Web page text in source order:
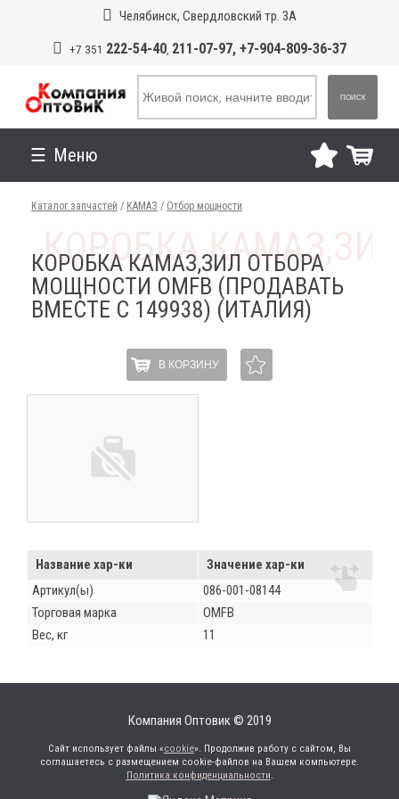
Челябинск, Свердловский тр. 3А
+7 351 222-54-40, 211-07-97, +7-904-809-36-37
ПОИСК
Меню
Каталог запчастей / КАМАЗ / Отбор мощности
КОРОБКА КАМАЗ,ЗИЛ ОТБОРА
МОЩНОСТИ OMFB (ПРОДАВАТЬ
ВМЕСТЕ С 149938) (ИТАЛИЯ)
В КОРЗИНУ
Название хар-ки
Значение хар-ки
Артикул(ы)
086-001-08144
Торговая марка
OMFB
Вес, кг
11
Компания Оптовик © 2019
Сайт использует файлы «cookie». Продолжив работу с сайтом, Вы
соглашаетесь с размещением cookie-файлов на Вашем компьютере.
Политика конфиденциальности.